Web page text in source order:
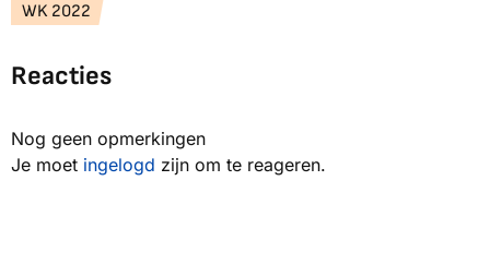
WK 2022
Reacties
Nog geen opmerkingen
Je moet ingelogd zijn om te reageren.